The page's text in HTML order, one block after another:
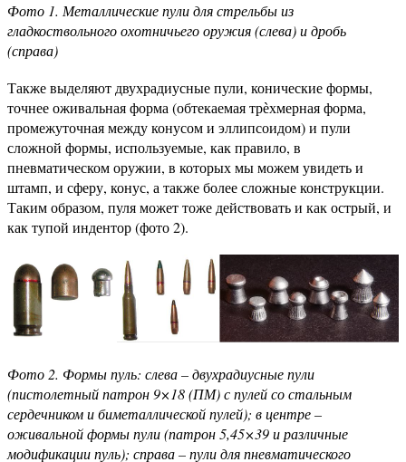
Фото 1. Металлические пули для стрельбы из
гладкоствольного охотничьего оружия (слева) и дробь
(справа)
Также выделяют двухрадиусные пули, конические формы,
точнее оживальная форма (обтекаемая трѐхмерная форма,
промежуточная между конусом и эллипсоидом) и пули
сложной формы, используемые, как правило, в
пневматическом оружии, в которых мы можем увидеть и
штамп, и сферу, конус, а также более сложные конструкции.
Таким образом, пуля может тоже действовать и как острый, и
как тупой индентор (фото 2).
Фото 2. Формы пуль: слева – двухрадиусные пули
(пистолетный патрон 9×18 (ПМ) с пулей со стальным
сердечником и биметаллической пулей); в центре –
оживальной формы пули (патрон 5,45×39 и различные
модификации пуль); справа – пули для пневматического